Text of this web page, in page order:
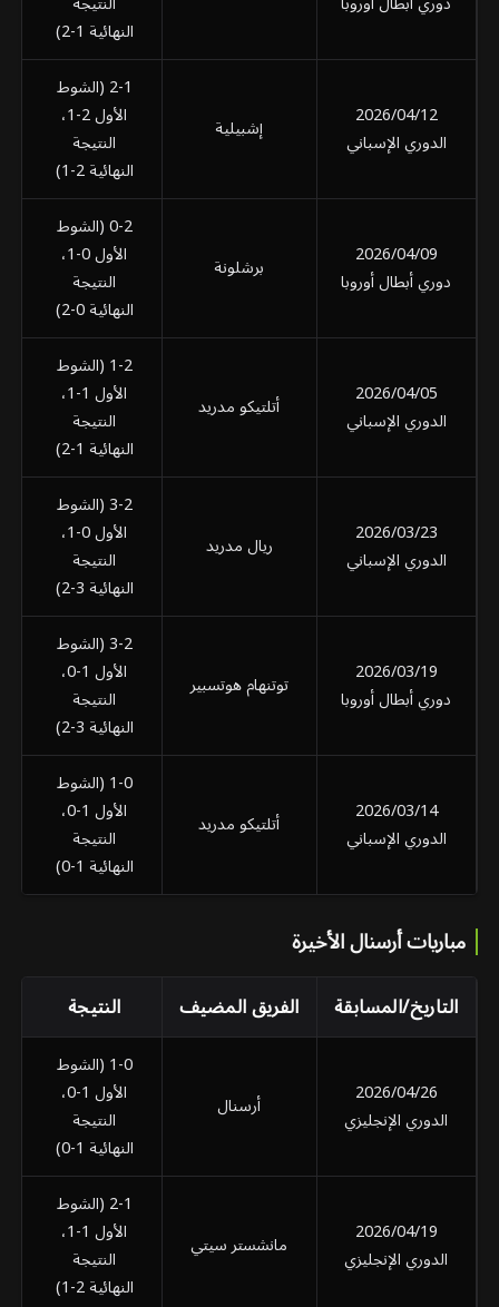
النهائية 1-2)
2026/04/12
الدوري الإسباني
إشبيلية
2-1 (الشوط
الأول 2-1،
النتيجة
النهائية 2-1)
2026/04/09
دوري أبطال أوروبا
برشلونة
0-2 (الشوط
الأول 0-1،
النتيجة
النهائية 0-2)
2026/04/05
الدوري الإسباني
أتلتيكو مدريد
1-2 (الشوط
الأول 1-1،
النتيجة
النهائية 1-2)
2026/03/23
الدوري الإسباني
ريال مدريد
3-2 (الشوط
الأول 0-1،
النتيجة
النهائية 3-2)
2026/03/19
دوري أبطال أوروبا
توتنهام هوتسبير
3-2 (الشوط
الأول 1-0،
النتيجة
النهائية 3-2)
2026/03/14
الدوري الإسباني
أتلتيكو مدريد
1-0 (الشوط
الأول 1-0،
النتيجة
النهائية 1-0)
مباريات أرسنال الأخيرة
التاريخ/المسابقة الفريق المضيف النتيجة
2026/04/26
الدوري الإنجليزي
أرسنال
1-0 (الشوط
الأول 1-0،
النتيجة
النهائية 1-0)
2026/04/19
الدوري الإنجليزي
مانشستر سيتي
2-1 (الشوط
الأول 1-1،
النتيجة
النهائية 2-1)